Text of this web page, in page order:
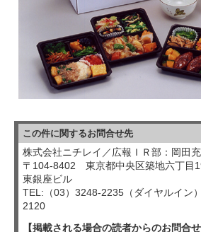
この件に関するお問合せ先
株式会社ニチレイ／広報ＩＲ部：岡田
〒104-8402 東京都中央区築地六丁目
東銀座ビル
TEL:（03）3248-2235（ダイヤルイン
2120
【掲載される場合の読者からのお問合せ